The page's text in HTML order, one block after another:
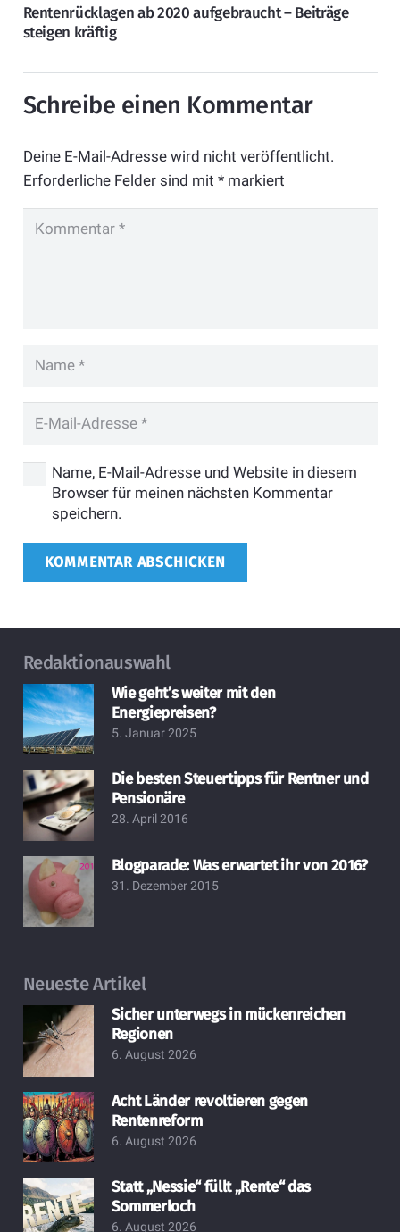
Rentenrücklagen ab 2020 aufgebraucht – Beiträge
steigen kräftig
Schreibe einen Kommentar
Deine E-Mail-Adresse wird nicht veröffentlicht.
Erforderliche Felder sind mit *markiert
Name, E-Mail-Adresse und Website in diesem
Browser für meinen nächsten Kommentar
speichern.
KOMMENTAR ABSCHICKEN
Redaktionauswahl
Wie geht’s weiter mit den
Energiepreisen?
5. Januar 2025
Die besten Steuertipps für Rentner und
Pensionäre
28. April 2016
Blogparade: Was erwartet ihr von 2016?
31. Dezember 2015
Neueste Artikel
Sicher unterwegs in mückenreichen
Regionen
6. August 2026
Acht Länder revoltieren gegen
Rentenreform
6. August 2026
Statt „Nessie“ füllt „Rente“ das
Sommerloch
6. August 2026